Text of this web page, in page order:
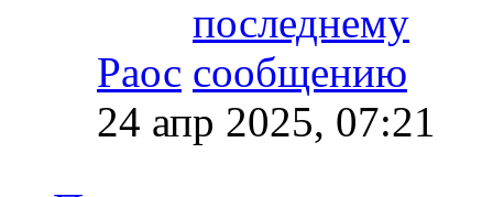
Раос
24 апр 2025, 07:21